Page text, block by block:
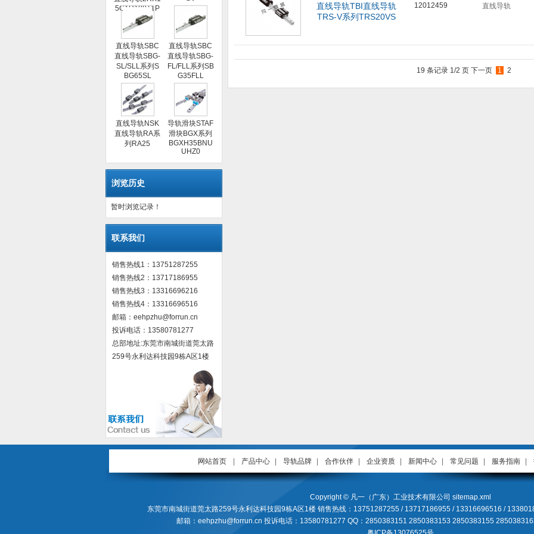
5C1R100T1P
S1
直线导轨SBC
直线导轨SBG-
SL/SLL系列S
BG65SL
直线导轨SBC
直线导轨SBG-
FL/FLL系列SB
G35FLL
直线导轨NSK
直线导轨RA系
列RA25
导轨滑块STAF
滑块BGX系列
BGXH35BNU
UHZ0
浏览历史
暂时浏览记录！
联系我们
销售热线1：13751287255
销售热线2：13717186955
销售热线3：13316696216
销售热线4：13316696516
邮箱：eehpzhu@for​run.cn
投诉电话：13580781277
总部地址:东莞市南城街道莞太路
259号永利达科技园9栋A区1楼
直线导轨TBI直线导轨
TRS-V系列TRS20VS
12012459 直线导轨
19 条记录 1/2 页 下一页 1 2
网站首页 产品中心 导轨品牌 合作伙伴 企业资质 新闻中心 常见问题 服务指南
Copyright © 凡一（广东）工业技术有限公司 sitemap.xml
东莞市南城街道莞太路259号永利达科技园9栋A区1楼 销售热线：13751287255 / 13717186955 / 13316696516 /
邮箱：eehpzhu@forrun.cn 投诉电话：13580781277 QQ：2850383151 2850383153 2850383155